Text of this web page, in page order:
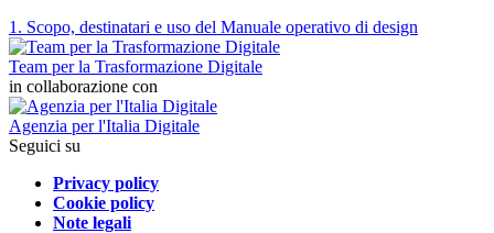
1. Scopo, destinatari e uso del Manuale operativo di design
Team per la Trasformazione Digitale
in collaborazione con
Agenzia per l'Italia Digitale
Seguici su
Privacy policy
Cookie policy
Note legali